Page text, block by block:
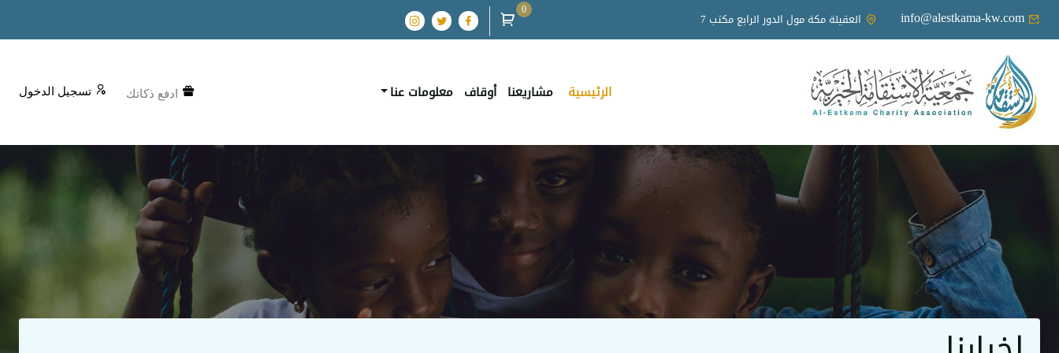
info@alestkama-kw.com العقيلة مكة مول الدور الرابع مكتب 7 0
الرئيسية مشاريعنا أوقاف معلومات عنا ادفع ذكاتك تسجيل الدخول